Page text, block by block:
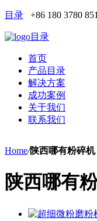
目录 +86 180 3780
目录
首页
产品目录
解决方案
成功案例
关于我们
联系我们
Home/陕西哪有粉碎机
陕西哪有